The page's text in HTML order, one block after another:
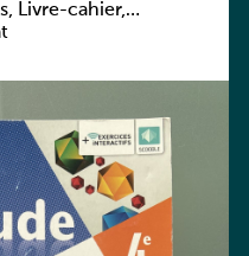
Livre-cahier,